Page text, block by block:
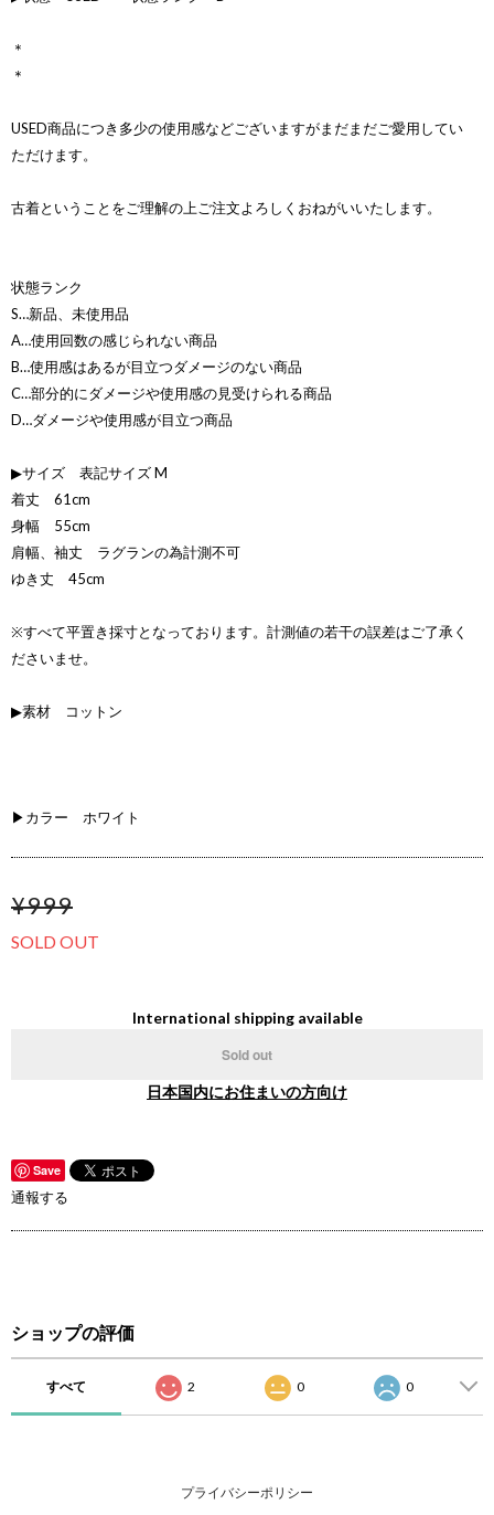
＊
＊
USED商品につき多少の使用感などございますがまだまだご愛用してい
ただけます。
古着ということをご理解の上ご注文よろしくおねがいいたします。
状態ランク
S…新品、未使用品
A…使用回数の感じられない商品
B…使用感はあるが目立つダメージのない商品
C…部分的にダメージや使用感の見受けられる商品
D…ダメージや使用感が目立つ商品
▶サイズ 表記サイズ M
着丈 61cm
身幅 55cm
肩幅、袖丈 ラグランの為計測不可
ゆき丈 45cm
※すべて平置き採寸となっております。計測値の若干の誤差はご了承く
ださいませ。
▶素材 コットン
▶カラー ホワイト
¥999
SOLD OUT
International shipping available
Sold out
日本国内にお住まいの方向け
Save
通報する
ショップの評価
すべて 2 0 0
プライバシーポリシー